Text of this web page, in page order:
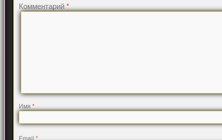
Комментарий*
Имя*
Email*